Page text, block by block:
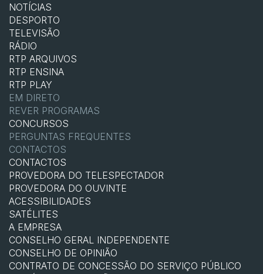
NOTÍCIAS
DESPORTO
TELEVISÃO
RÁDIO
RTP ARQUIVOS
RTP ENSINA
RTP PLAY
EM DIRETO
REVER PROGRAMAS
CONCURSOS
PERGUNTAS FREQUENTES
CONTACTOS
CONTACTOS
PROVEDORA DO TELESPECTADOR
PROVEDORA DO OUVINTE
ACESSIBILIDADES
SATÉLITES
A EMPRESA
CONSELHO GERAL INDEPENDENTE
CONSELHO DE OPINIÃO
CONTRATO DE CONCESSÃO DO SERVIÇO PÚBLICO